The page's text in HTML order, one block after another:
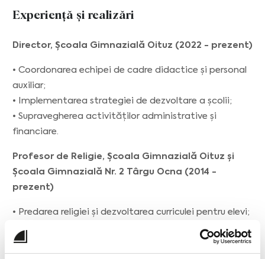
Experiență și realizări
Director, Școala Gimnazială Oituz (2022 - prezent)
• Coordonarea echipei de cadre didactice și personal
auxiliar;
• Implementarea strategiei de dezvoltare a școlii;
• Supravegherea activităților administrative și
financiare.
Profesor de Religie, Școala Gimnazială Oituz și
Școala Gimnazială Nr. 2 Târgu Ocna (2014 -
prezent)
• Predarea religiei și dezvoltarea curriculei pentru elevi;
• Organizarea de activități extracurriculare și
evenimente școlare.